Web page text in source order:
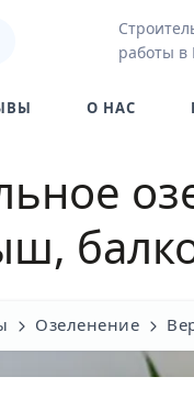
работы в
О НАС
Озеленение